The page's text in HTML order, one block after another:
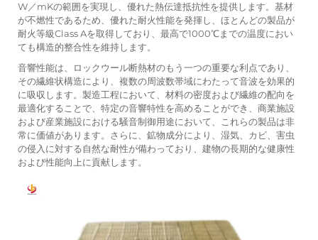
W／mKの範囲を実現し、優れた熱伝達抵抗性を提供します。基材
が不燃性であるため、優れた耐火性能を発揮し、ほとんどの製品が
耐火等級Class Aを取得しており、最高で1000℃までの温度におい
ても構造的整合性を維持します。
音響性能は、ロックウール断熱材のもう一つの重要な利点であり、
その繊維状構造により、複数の周波数帯域にわたって音波を効果的
に吸収します。製造工程において、材料の密度および繊維の配向を
最適化することで、特定の音響特性を高めることができ、商業施設
および産業施設における騒音制御用途において、これらの製品は非
常に価値があります。さらに、鉱物成分により、湿気、カビ、害虫
の侵入に対する自然な耐性が備わっており、建物の長期的な健康性
および性能向上に貢献します。